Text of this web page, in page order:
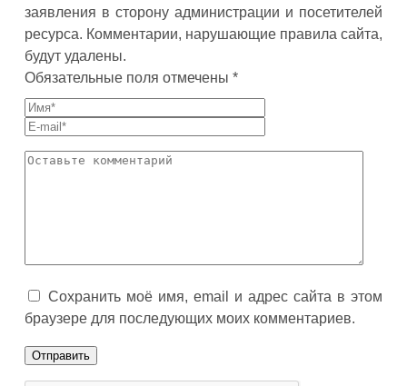
заявления в сторону администрации и посетителей
ресурса. Комментарии, нарушающие правила сайта,
будут удалены.
Обязательные поля отмечены *
Сохранить моё имя, email и адрес сайта в этом
браузере для последующих моих комментариев.